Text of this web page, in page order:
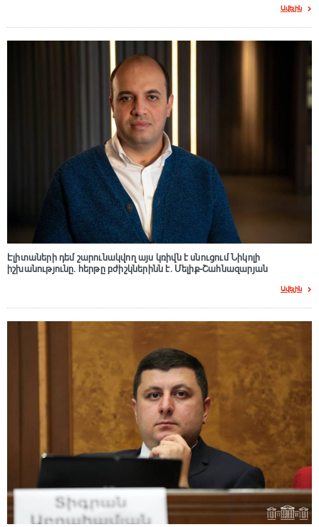
Ավելին
Էլիտաների դեմ շարունակվող այս կռիվն է սնուցում Նիկոլի
իշխանությունը. հերթը բժիշկներինն է. Մելիք-Շահնազարյան
Ավելին